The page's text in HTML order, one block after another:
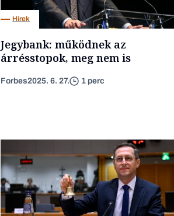
Hírek
Jegybank: működnek az
árrésstopok, meg nem is
Forbes2025. 6. 27. 1 perc